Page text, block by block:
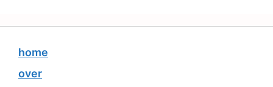
home
over